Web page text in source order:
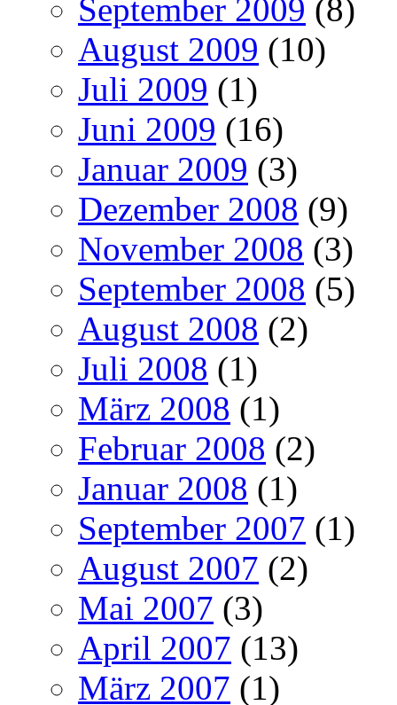
September 2009 (8)
August 2009 (10)
Juli 2009 (1)
Juni 2009 (16)
Januar 2009 (3)
Dezember 2008 (9)
November 2008 (3)
September 2008 (5)
August 2008 (2)
Juli 2008 (1)
März 2008 (1)
Februar 2008 (2)
Januar 2008 (1)
September 2007 (1)
August 2007 (2)
Mai 2007 (3)
April 2007 (13)
März 2007 (1)